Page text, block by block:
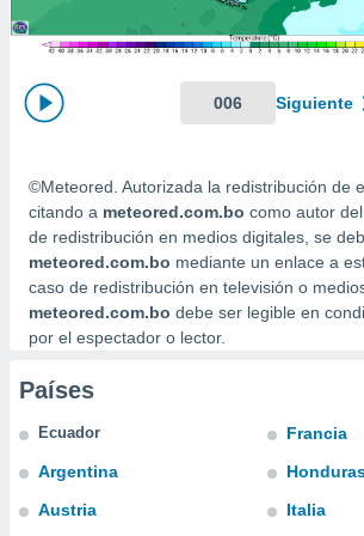
seguir
coste.
a la
la
todas
ya sean
nos
y análisis
así como
CONFIGURACIÓN
006 Siguiente
©Meteored. Autorizada la redistribución de
citando a meteored.com.bo como autor
de redistribución en medios digitales, se
meteored.com.bo mediante un enlace a
caso de redistribución en televisión o
meteored.com.bo debe ser legible en
por el espectador o lector.
Países
Ecuador
Argentina
Austria
Francia
Italia